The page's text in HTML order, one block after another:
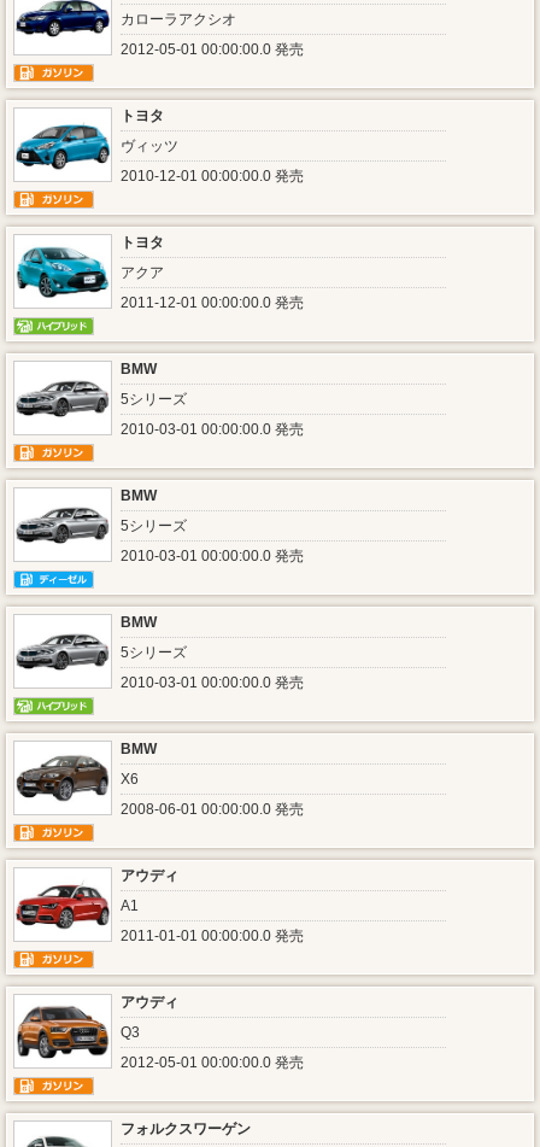
カローラアクシオ
2012-05-01 00:00:00.0 発売
トヨタ
ヴィッツ
2010-12-01 00:00:00.0 発売
トヨタ
アクア
2011-12-01 00:00:00.0 発売
BMW
5シリーズ
2010-03-01 00:00:00.0 発売
BMW
5シリーズ
2010-03-01 00:00:00.0 発売
BMW
5シリーズ
2010-03-01 00:00:00.0 発売
BMW
X6
2008-06-01 00:00:00.0 発売
アウディ
A1
2011-01-01 00:00:00.0 発売
アウディ
Q3
2012-05-01 00:00:00.0 発売
フォルクスワーゲン